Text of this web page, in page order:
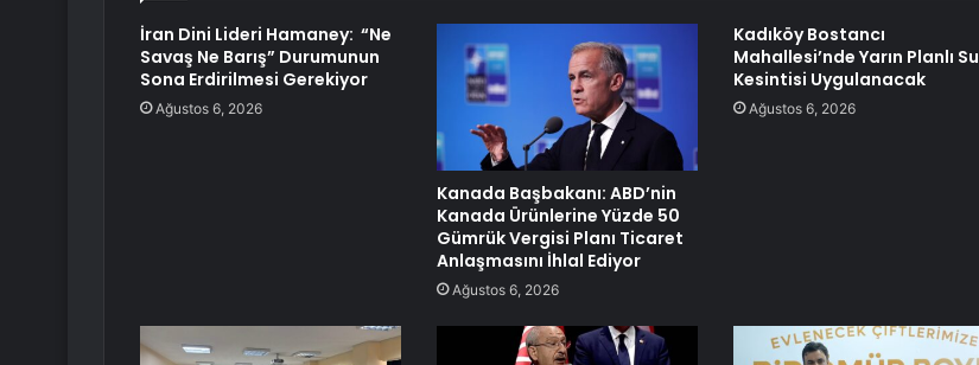
İran Dini Lideri Hamaney: “Ne
Savaş Ne Barış” Durumunun
Sona Erdirilmesi Gerekiyor
Ağustos 6, 2026
Kanada Başbakanı: ABD’nin
Kanada Ürünlerine Yüzde 50
Gümrük Vergisi Planı Ticaret
Anlaşmasını İhlal Ediyor
Ağustos 6, 2026
Kadıköy Bostancı
Mahallesi’nde Yarın Planlı Su
Kesintisi Uygulanacak
Ağustos 6, 2026